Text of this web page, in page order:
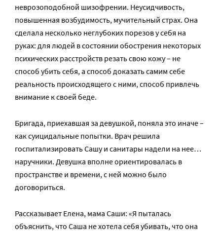
неврозоподобной шизофрении. Неусидчивость,
повышенная возбудимость, мучительный страх. Она
сделала несколько неглубоких порезов у себя на
руках: для людей в состоянии обострения некоторых
психических расстройств резать свою кожу – не
способ убить себя, а способ доказать самим себе
реальность происходящего с ними, способ привлечь
внимание к своей беде.
Бригада, приехавшая за девушкой, поняла это иначе –
как суицидальные попытки. Врач решила
госпитализировать Сашу и санитары надели на нее…
наручники. Девушка вполне ориентировалась в
пространстве и времени, с ней можно было
договориться.
Рассказывает Елена, мама Саши: «Я пыталась
объяснить, что Саша не хотела себя убивать, что она